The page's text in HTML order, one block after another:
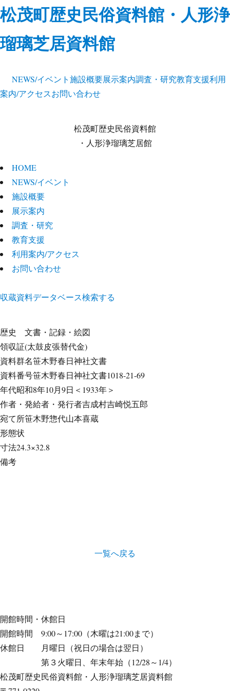
松茂町歴史民俗資料館・人形浄
瑠璃芝居資料館
NEWS/イベント施設概要展示案内調査・研究教育支援利用
案内/アクセスお問い合わせ
松茂町歴史民俗資料館
・人形浄瑠璃芝居館
HOME
NEWS/イベント
施設概要
展示案内
調査・研究
教育支援
利用案内/アクセス
お問い合わせ
収蔵資料データベース検索する
歴史 文書・記録・絵図
領収証(太鼓皮張替代金)
資料群名笹木野春日神社文書
資料番号笹木野春日神社文書1018-21-69
年代昭和8年10月9日＜1933年＞
作者・発給者・発行者吉成村吉崎悦五郎
宛て所笹木野惣代山本喜蔵
形態状
寸法24.3×32.8
備考
一覧へ戻る
開館時間・休館日
開館時間 9:00～17:00（木曜は21:00まで）
休館日 月曜日（祝日の場合は翌日）
第３火曜日、年末年始（12/28～1/4）
松茂町歴史民俗資料館・人形浄瑠璃芝居資料館